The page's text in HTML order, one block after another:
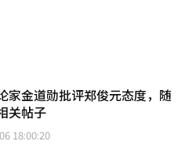
家金道勋批评郑俊元态度，随
关帖子
18:00:20